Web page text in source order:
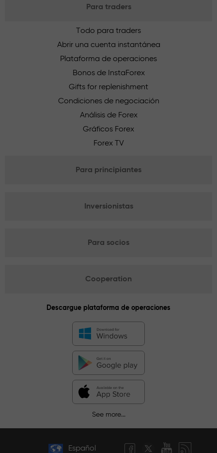
Para traders
Todo para traders
Abrir una cuenta instantánea
Plataforma de operaciones
Bonos de InstaForex
Gifts for replenishment
Condiciones de negociación
Análisis de Forex
Gráficos Forex
Forex TV
Para principiantes
Inversionistas
Para socios
Cooperation
Descargue plataforma de operaciones
See more...
Español